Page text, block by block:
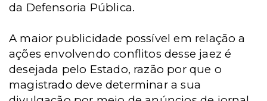
da Defensoria Pública.
A maior publicidade possível em relação a
ações envolvendo conflitos desse jaez é
desejada pelo Estado, razão por que o
magistrado deve determinar a sua